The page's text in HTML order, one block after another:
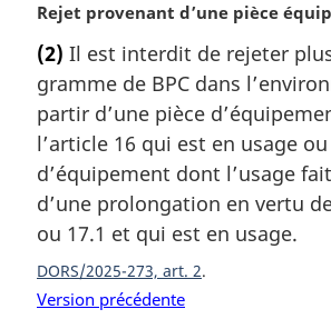
N
t
e
m
a
g
i
n
l
e
Rejet provenant d’une pièce
(2) Il est interdit de rejeter
gramme de BPC dans
partir d’une pièce
l’article 16 qui est en usage
d’équipement dont l’usage
d’une prolongation en vertu
ou 17.1 et qui est en usage.
DORS/2025-273, art. 2
Version précédente